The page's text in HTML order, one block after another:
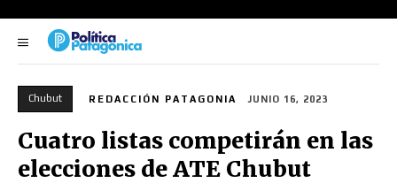
Chubut REDACCIÓN PATAGONIA JUNIO 16, 2023
Cuatro listas competirán en las
elecciones de ATE Chubut